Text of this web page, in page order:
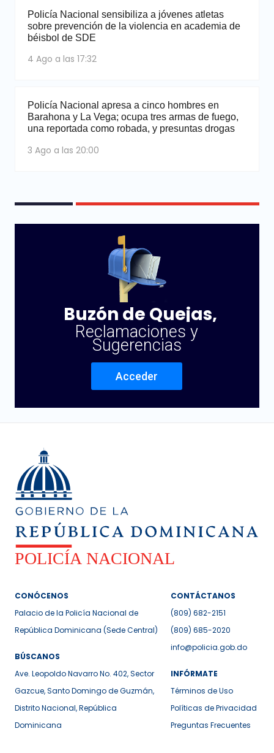
Policía Nacional sensibiliza a jóvenes atletas
sobre prevención de la violencia en academia de
béisbol de SDE
4 Ago a las 17:32
Policía Nacional apresa a cinco hombres en
Barahona y La Vega; ocupa tres armas de fuego,
una reportada como robada, y presuntas drogas
3 Ago a las 20:00
Buzón de Quejas,
Reclamaciones y
Sugerencias
Acceder
CONÓCENOS
Palacio de la Policía Nacional de
República Dominicana (Sede Central)
BÚSCANOS
Ave. Leopoldo Navarro No. 402, Sector
Gazcue, Santo Domingo de Guzmán,
Distrito Nacional, República
Dominicana
CONTÁCTANOS
(809) 682-2151
(809) 685-2020
info@policia.gob.do
INFÓRMATE
Términos de Uso
Políticas de Privacidad
Preguntas Frecuentes